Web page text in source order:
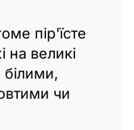
пір'їсте
на великі
чи